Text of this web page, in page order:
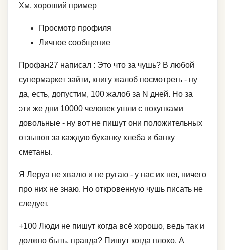
Хм, хороший пример
Просмотр профиля
Личное сообщение
Профан27 написал : Это что за чушь? В любой
супермаркет зайти, книгу жалоб посмотреть - ну
да, есть, допустим, 100 жалоб за N дней. Но за
эти же дни 10000 человек ушли с покупками
довольные - ну вот не пишут они положительных
отзывов за каждую буханку хлеба и банку
сметаны.
Я Леруа не хвалю и не ругаю - у нас их нет, ничего
про них не знаю. Но откровенную чушь писать не
следует.
+100 Люди не пишут когда всё хорошо, ведь так и
должно быть, правда? Пишут когда плохо. А